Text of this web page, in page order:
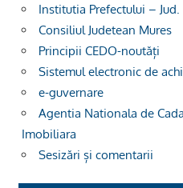
Institutia Prefectului – Jud.
Consiliul Judetean Mures
Principii CEDO-noutăți
Sistemul electronic de
e-guvernare
Agentia Nationala de
Imobiliara
Sesizări și comentarii